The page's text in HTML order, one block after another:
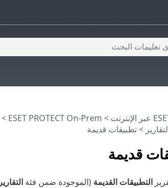
قديمة
>
ESET PROTECT On-Prem
>
> تطبيقات قديمة
التطبيقات القديمة (الموجودة ضمن فئة التقارير